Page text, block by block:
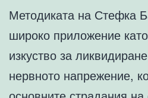
Методиката на Стефка
широко приложение
изкуство за
нервното напрежение,